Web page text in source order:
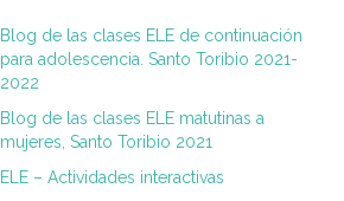
Blog de las clases ELE de continuación
para adolescencia. Santo Toribio 2021-
2022
Blog de las clases ELE matutinas a
mujeres, Santo Toribio 2021
ELE – Actividades interactivas